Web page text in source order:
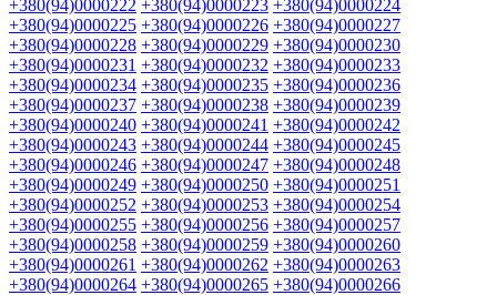
+380(94)0000222 +380(94)0000223 +380(94)0000224
+380(94)0000225 +380(94)0000226 +380(94)0000227
+380(94)0000228 +380(94)0000229 +380(94)0000230
+380(94)0000231 +380(94)0000232 +380(94)0000233
+380(94)0000234 +380(94)0000235 +380(94)0000236
+380(94)0000237 +380(94)0000238 +380(94)0000239
+380(94)0000240 +380(94)0000241 +380(94)0000242
+380(94)0000243 +380(94)0000244 +380(94)0000245
+380(94)0000246 +380(94)0000247 +380(94)0000248
+380(94)0000249 +380(94)0000250 +380(94)0000251
+380(94)0000252 +380(94)0000253 +380(94)0000254
+380(94)0000255 +380(94)0000256 +380(94)0000257
+380(94)0000258 +380(94)0000259 +380(94)0000260
+380(94)0000261 +380(94)0000262 +380(94)0000263
+380(94)0000264 +380(94)0000265 +380(94)0000266